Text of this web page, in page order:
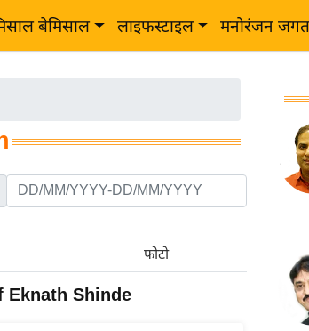
बेमिसाल लाइफस्टाइल मनोरंजन जगत
फोटो
Eknath Shinde